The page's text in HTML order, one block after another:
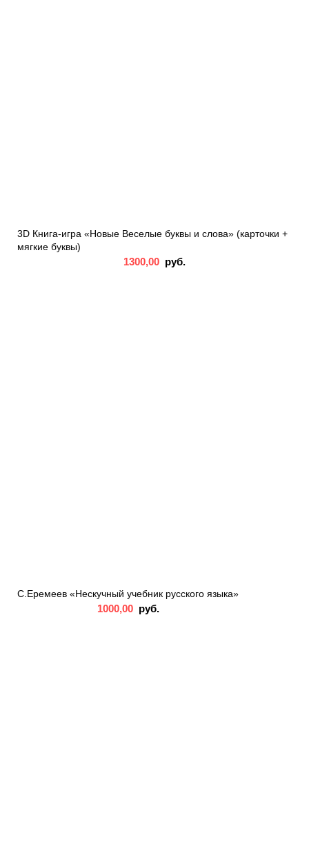
3D Книга-игра «Новые Веселые буквы и слова» (карточки +
мягкие буквы)
1300,00 руб.
С.Еремеев «Нескучный учебник русского языка»
1000,00 руб.